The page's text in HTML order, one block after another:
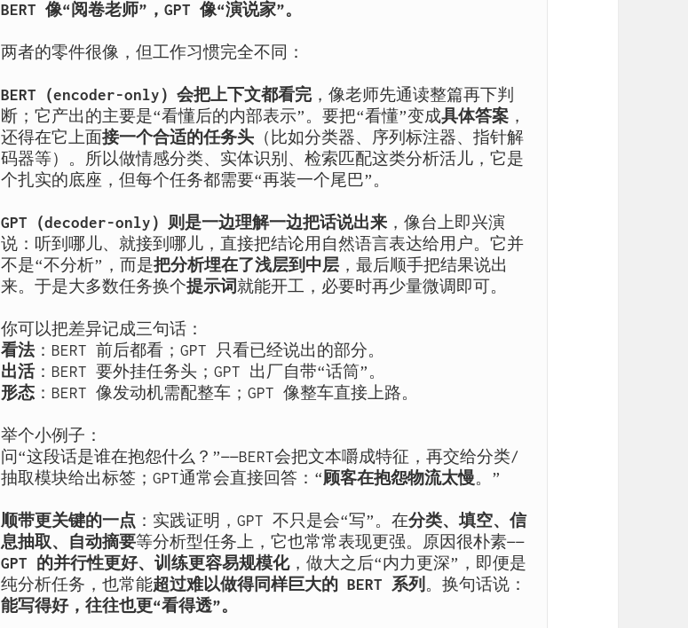
BERT 像“阅卷老师”，GPT 像“演说家”。
两者的零件很像，但工作习惯完全不同：
BERT（encoder-only）会把上下文都看完，像老师先通读整篇再下判
断；它产出的主要是“看懂后的内部表示”。要把“看懂”变成具体答案，
还得在它上面接一个合适的任务头（比如分类器、序列标注器、指针解
码器等）。所以做情感分类、实体识别、检索匹配这类分析活儿，它是
个扎实的底座，但每个任务都需要“再装一个尾巴”。
GPT（decoder-only）则是一边理解一边把话说出来，像台上即兴演
说：听到哪儿、就接到哪儿，直接把结论用自然语言表达给用户。它并
不是“不分析”，而是把分析埋在了浅层到中层，最后顺手把结果说出
来。于是大多数任务换个提示词就能开工，必要时再少量微调即可。
你可以把差异记成三句话：
看法：BERT 前后都看；GPT 只看已经说出的部分。
出活：BERT 要外挂任务头；GPT 出厂自带“话筒”。
形态：BERT 像发动机需配整车；GPT 像整车直接上路。
举个小例子：
问“这段话是谁在抱怨什么？”——BERT会把文本嚼成特征，再交给分类/
抽取模块给出标签；GPT通常会直接回答：“顾客在抱怨物流太慢。”
顺带更关键的一点 ：实践证明，GPT 不只是会“写”。在分类、填空、信
息抽取、自动摘要等分析型任务上，它也常常表现更强。原因很朴素——
GPT 的并行性更好、训练更容易规模化，做大之后“内力更深”，即便是
纯分析任务，也常能超过难以做得同样巨大的 BERT 系列 。换句话说：
能写得好，往往也更“看得透”。